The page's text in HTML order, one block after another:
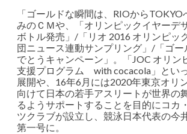
「ゴールドな瞬間は、RIOから
みのＣＭや、「オリンピックイヤーデ
ボトル発売」/「リオ 2016 オリンピッ
団ニュース連動サンプリング」/「ゴー
でとうキャンペーン」。「JOC オリン
支援プログラム with cocacola」とい
展開や、16年6月には2020年東京オリ
向けて日本の若手アスリートが世界の
るようサポートすることを目的にコカ
ツクラブが設立し、競泳日本代表の今
第一号に。